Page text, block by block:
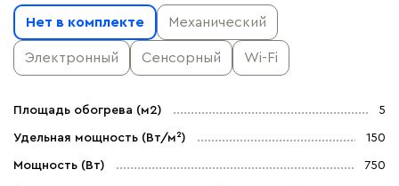
Нет в комплекте Механический
Электронный Сенсорный Wi-Fi
Площадь обогрева (м2) 5
Удельная мощность (Вт/м²) 150
Мощность (Вт) 750